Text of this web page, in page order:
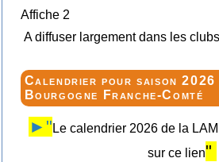
Affiche 2
A diffuser largement dans les clubs
Calendrier pour saison 2026
Bourgogne Franche-Comté
►" Le calendrier 2026 de la
sur ce lien"